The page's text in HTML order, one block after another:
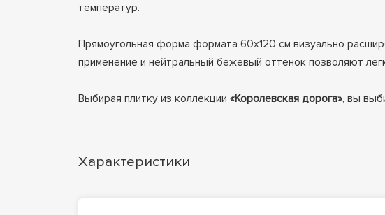
температур.
Прямоугольная форма формата 60x120 см визуально
применение и нейтральный бежевый оттенок позволяют
Выбирая плитку из коллекции «Королевская дорога», вы
Характеристики